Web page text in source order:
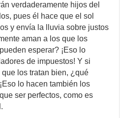
verdaderamente hijos del
pues él hace que el sol
y envía la lluvia sobre justos
aman a los que los
esperar? ¡Eso lo
de impuestos! Y si
los tratan bien, ¿qué
lo hacen también los
ser perfectos, como es